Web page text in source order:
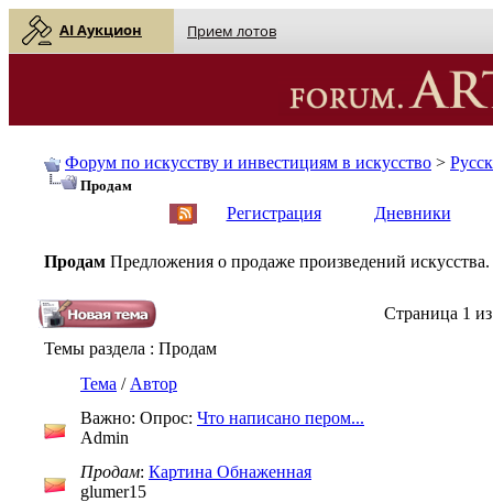
AI Аукцион Прием лотов
Форум по искусству и инвестициям в искусство >
Продам
Регистрация Дневники
Продам Предложения о продаже произведений искусства.
Страница 1
Темы раздела : Продам
Тема / Автор
Важно: Опрос: Что написано пером...
Admin
Продам: Картина Обнаженная
glumer15